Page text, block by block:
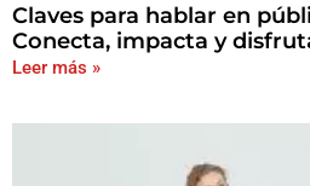
Claves para hablar en
Conecta, impacta y
Leer más »